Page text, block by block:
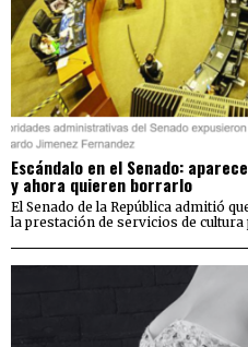
Escándalo en el Senado:
y ahora quieren borrarlo
El Senado de la República admitió
la prestación de servicios de cultura